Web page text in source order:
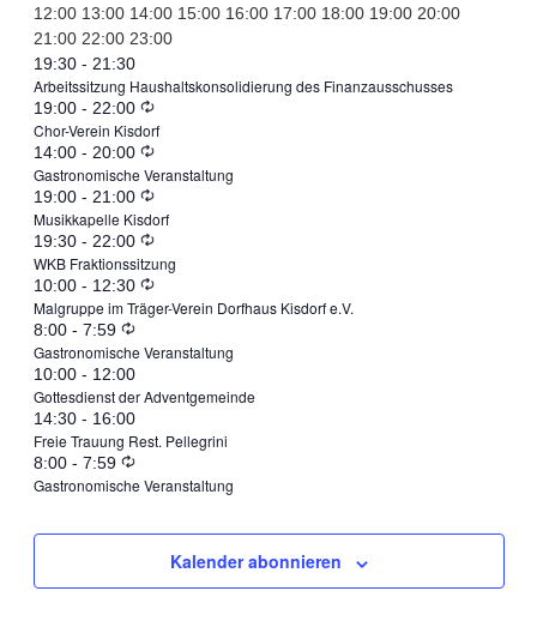
12:00 13:00 14:00 15:00 16:00 17:00 18:00 19:00 20:00
21:00 22:00 23:000:00
Montag,
Juni
22,
2026
June
22,
2026
19:30 - 21:30
Arbeitssitzung Haushaltskonsolidierung des Finanzausschusses
Dienstag,
Juni
23,
2026
June
23,
2026
19:00 - 22:00 Wiederholung
Chor-Verein Kisdorf
Mittwoch,
Juni
24,
2026
June
24,
2026
14:00 - 20:00 Wiederholung
Gastronomische Veranstaltung
Donnerstag,
Juni
25,
2026
June
25,
2026
19:00 - 21:00 Wiederholung
Musikkapelle Kisdorf
June
25,
2026
19:30 - 22:00 Wiederholung
WKB Fraktionssitzung
Freitag,
Juni
26,
2026
June
26,
2026
10:00 - 12:30 Wiederholung
Malgruppe im Träger-Verein Dorfhaus Kisdorf e.V.
Samstag,
Juni
27,
2026
June
27,
2026
8:00 - 7:59 Wiederholung
Gastronomische Veranstaltung
June
27,
2026
10:00 - 12:00
Gottesdienst der Adventgemeinde
June
27,
2026
14:30 - 16:00
Freie Trauung Rest. Pellegrini
Sonntag,
June
28,
8:00 - 7:59 Wiederholung
Gastronomische Veranstaltung
Kalender abonnieren